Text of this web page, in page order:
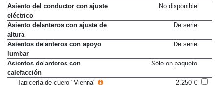
acceso al maletero
Asiento del conductor con ajuste
eléctrico
Asiento delanteros con ajuste de
altura
Asientos delanteros con apoyo
lumbar
Asientos delanteros con
calefacción